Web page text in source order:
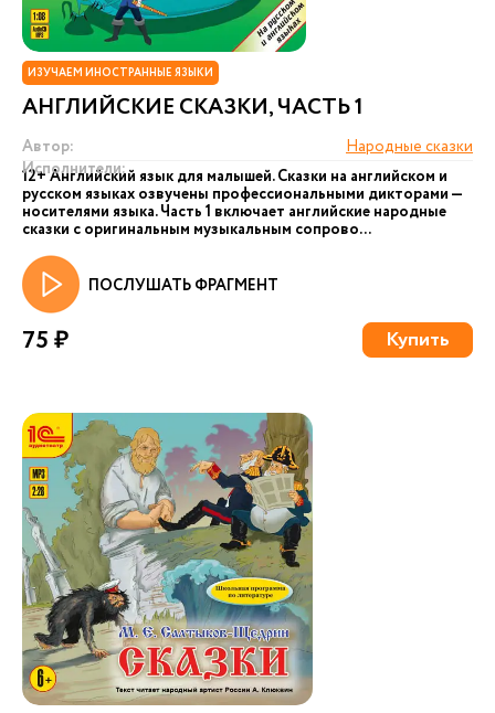
ИЗУЧАЕМ ИНОСТРАННЫЕ ЯЗЫКИ
АНГЛИЙСКИЕ СКАЗКИ, ЧАСТЬ 1
Автор:
Народные сказки
Исполнители:
12+ Английский язык для малышей. Сказки на английском и
русском языках озвучены профессиональными дикторами —
носителями языка. Часть 1 включает английские народные
сказки с оригинальным музыкальным сопрово...
ПОСЛУШАТЬ ФРАГМЕНТ
75 ₽ Купить